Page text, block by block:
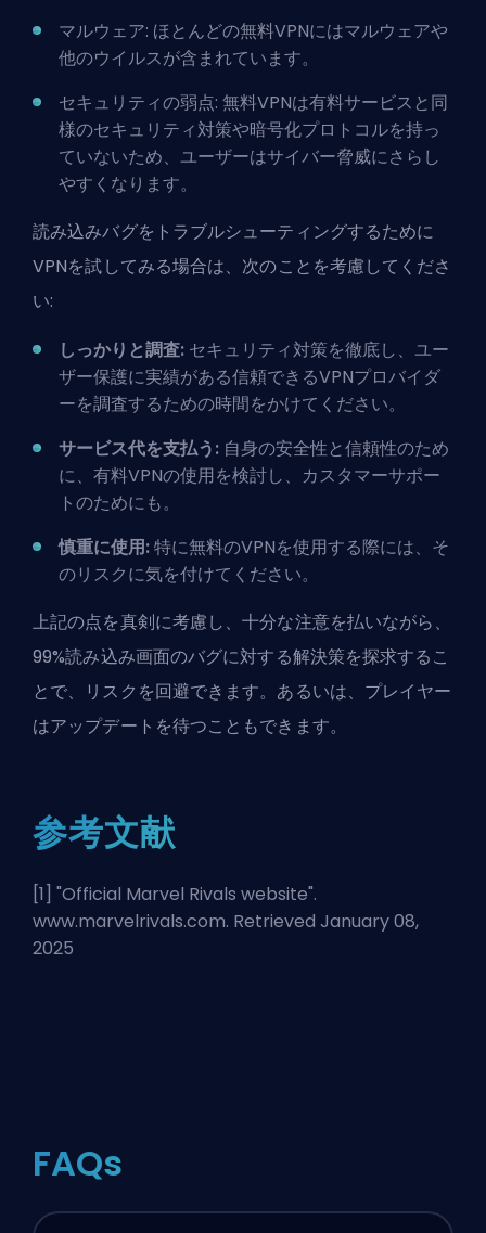
マルウェア: ほとんどの無料VPNにはマルウェアや
他のウイルスが含まれています。
セキュリティの弱点: 無料VPNは有料サービスと同
様のセキュリティ対策や暗号化プロトコルを持っ
ていないため、ユーザーはサイバー脅威にさらし
やすくなります。
読み込みバグをトラブルシューティングするために
VPNを試してみる場合は、次のことを考慮してくださ
い:
しっかりと調査: セキュリティ対策を徹底し、ユー
ザー保護に実績がある信頼できるVPNプロバイダ
ーを調査するための時間をかけてください。
サービス代を支払う: 自身の安全性と信頼性のため
に、有料VPNの使用を検討し、カスタマーサポー
トのためにも。
慎重に使用:特に無料のVPNを使用する際には、そ
のリスクに気を付けてください。
上記の点を真剣に考慮し、十分な注意を払いながら、
99%読み込み画面のバグに対する解決策を探求するこ
とで、リスクを回避できます。あるいは、プレイヤー
はアップデートを待つこともできます。
参考文献
[1] "Official Marvel Rivals website".
www.marvelrivals.com. Retrieved January 08,
2025
FAQs